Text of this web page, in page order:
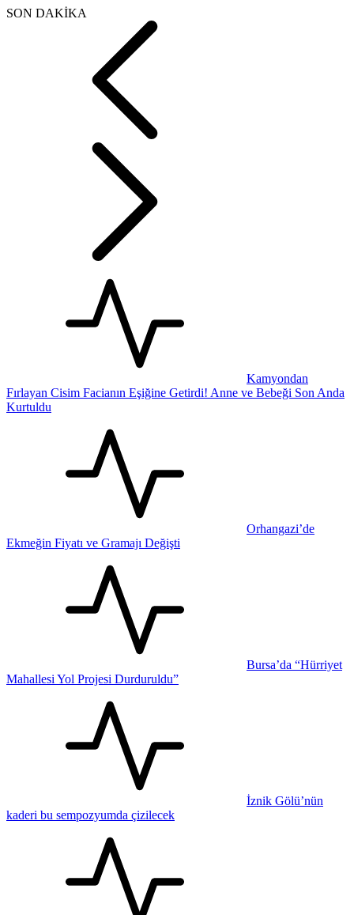
SON DAKİKA
Kamyondan
Fırlayan Cisim Facianın Eşiğine Getirdi! Anne ve Bebeği Son Anda
Kurtuldu
Orhangazi’de
Ekmeğin Fiyatı ve Gramajı Değişti
Bursa’da “Hürriyet
Mahallesi Yol Projesi Durduruldu”
İznik Gölü’nün
kaderi bu sempozyumda çizilecek